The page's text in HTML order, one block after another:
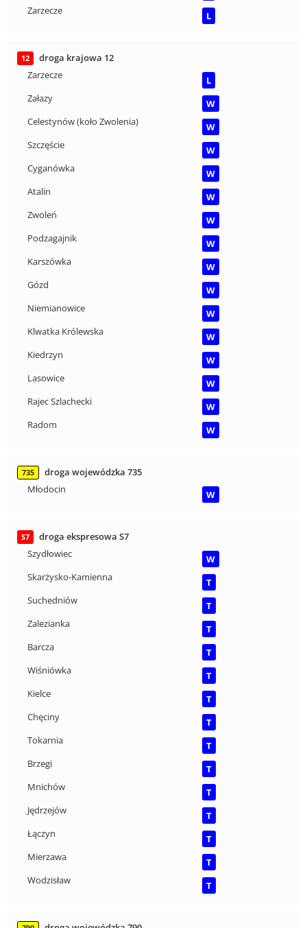
Zarzecze
L
12
droga krajowa 12
Zarzecze
L
Załazy
W
Celestynów (koło Zwolenia)
W
Szczęście
W
Cyganówka
W
Atalin
W
Zwoleń
W
Podzagajnik
W
Karszówka
W
Gózd
W
Niemianowice
W
Klwatka Królewska
W
Kiedrzyn
W
Lasowice
W
Rajec Szlachecki
W
Radom
W
735
droga wojewódzka 735
Młodocin
W
S7
droga ekspresowa S7
Szydłowiec
W
Skarżysko-Kamienna
T
Suchedniów
T
Zalezianka
T
Barcza
T
Wiśniówka
T
Kielce
T
Chęciny
T
Tokarnia
T
Brzegi
T
Mnichów
T
Jędrzejów
T
Łączyn
T
Mierzawa
T
Wodzisław
T